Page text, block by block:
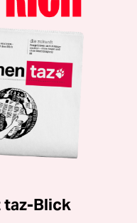
taz-Blick